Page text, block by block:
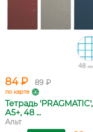
84 ₽ 89 ₽
по карте
Тетрадь 'PRAGMATIC',
А5+, 48 ...
Альт